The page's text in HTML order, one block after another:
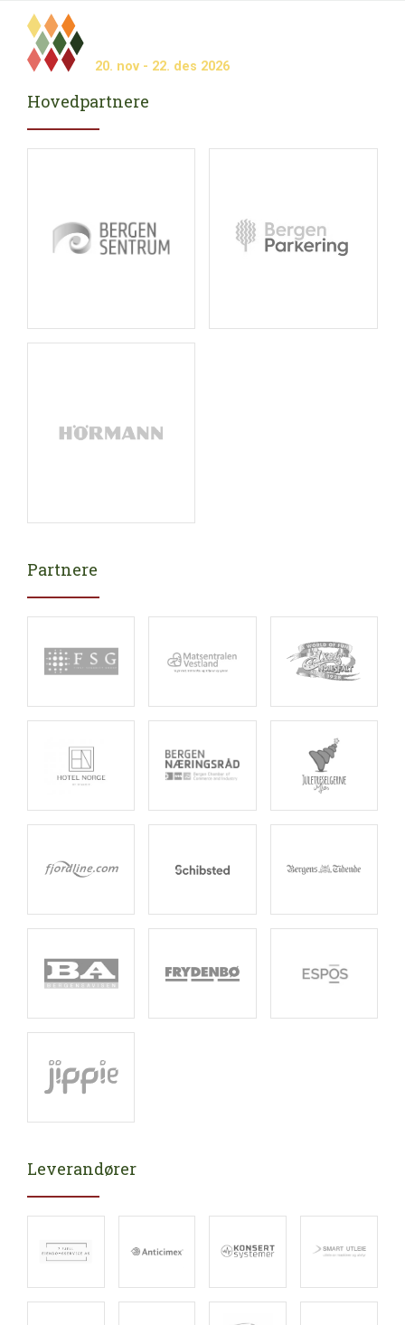
20. nov - 22. des 2026
Hovedpartnere
Partnere
Leverandører